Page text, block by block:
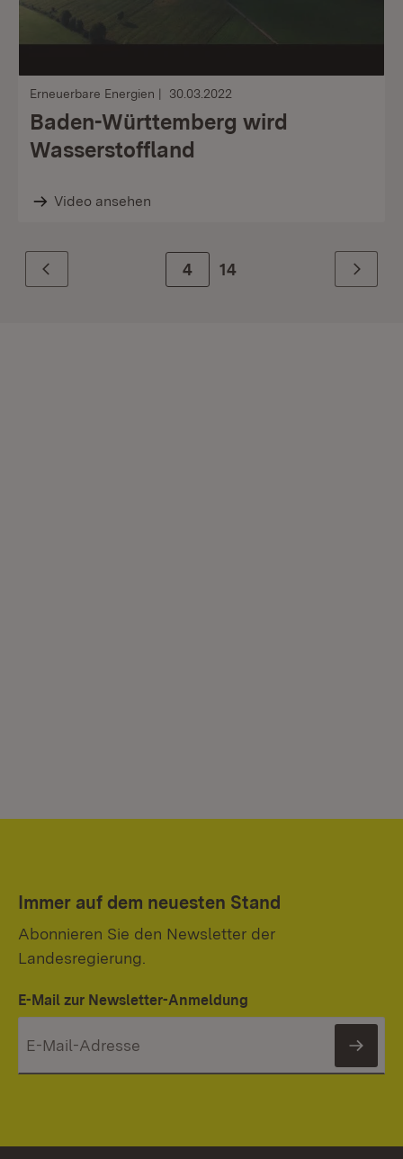
Erneuerbare Energien 30.03.2022
Baden-Württemberg wird
Wasserstoffland
Video ansehen
Zurück Zur Seite
4 14 Weiter
Immer auf dem neuesten Stand
Abonnieren Sie den Newsletter der
Landesregierung.
E-Mail zur Newsletter-Anmeldung